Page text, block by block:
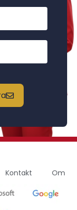
Kontakt Om